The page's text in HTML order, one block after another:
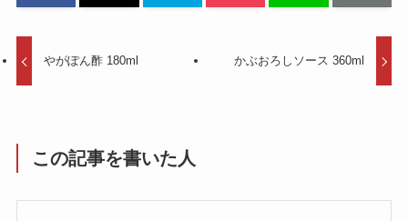
やがぽん酢 180ml かぶおろしソース 360ml
この記事を書いた人